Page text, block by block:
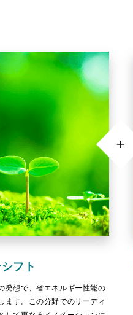
フト
発想で、省エネルギー性能の
ます。この分野でのリーディ